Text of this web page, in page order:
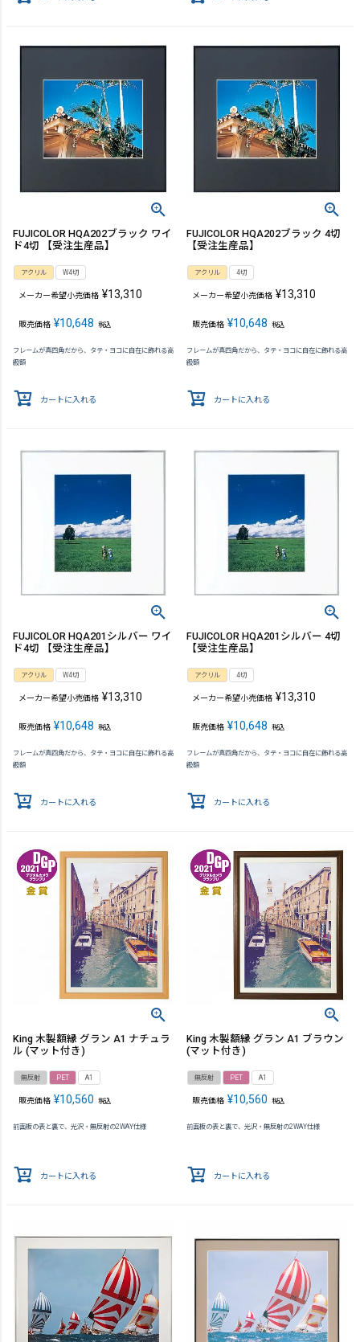
FUJICOLOR HQA202ブラック ワイ
ド4切 【受注生産品】
アクリル W4切
メーカー希望小売価格 ¥13,310
販売価格 ¥10,648 税込
フレームが真四角だから、タテ・ヨコに自在に飾れる高
級額
カートに入れる
FUJICOLOR HQA202ブラック 4切
【受注生産品】
アクリル 4切
メーカー希望小売価格 ¥13,310
販売価格 ¥10,648 税込
フレームが真四角だから、タテ・ヨコに自在に飾れる高
級額
カートに入れる
FUJICOLOR HQA201シルバー ワイ
ド4切 【受注生産品】
アクリル W4切
メーカー希望小売価格 ¥13,310
販売価格 ¥10,648 税込
フレームが真四角だから、タテ・ヨコに自在に飾れる高
級額
カートに入れる
FUJICOLOR HQA201シルバー 4切
【受注生産品】
アクリル 4切
メーカー希望小売価格 ¥13,310
販売価格 ¥10,648 税込
フレームが真四角だから、タテ・ヨコに自在に飾れる高
級額
カートに入れる
King 木製額縁 グラン A1 ナチュラ
ル (マット付き)
無反射 PET A1
販売価格 ¥10,560 税込
前面板の表と裏で、光沢・無反射の2WAY仕様
カートに入れる
King 木製額縁 グラン A1 ブラウン
(マット付き)
無反射 PET A1
販売価格 ¥10,560 税込
前面板の表と裏で、光沢・無反射の2WAY仕様
カートに入れる